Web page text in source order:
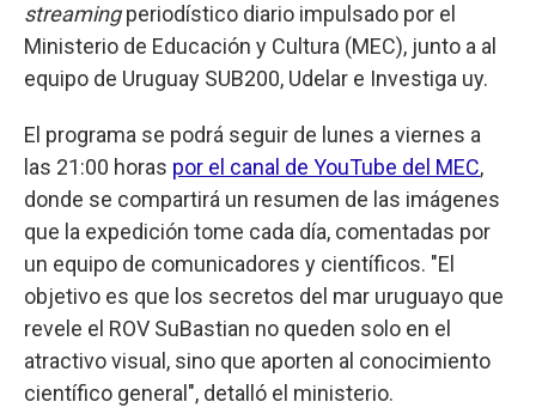
streamingperiodístico diario impulsado por el
Ministerio de Educación y Cultura (MEC), junto a al
equipo de Uruguay SUB200, Udelar e Investiga uy.
El programa se podrá seguir de lunes a viernes a
las 21:00 horas por el canal de YouTube del MEC,
donde se compartirá un resumen de las imágenes
que la expedición tome cada día, comentadas por
un equipo de comunicadores y científicos. "El
objetivo es que los secretos del mar uruguayo que
revele el ROV SuBastian no queden solo en el
atractivo visual, sino que aporten al conocimiento
científico general", detalló el ministerio.